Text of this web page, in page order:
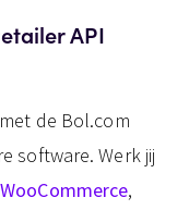
API
de Bol.com
software. Werk jij
WooCommerce,